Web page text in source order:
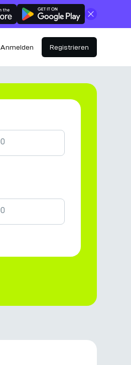
Schließen
Anmelden Registrieren